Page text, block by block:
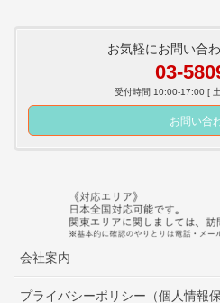
お気軽にお問い合
03-
受付時間 10:00-17:00 [
お問い合
会社案内
プライバシーポリシー（個人情報保